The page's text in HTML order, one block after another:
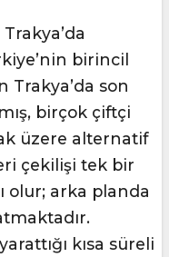
birincil
Trakya’da son
birçok çiftçi
üzere alternatif
çekilişi tek bir
olur; arka planda
kısa süreli